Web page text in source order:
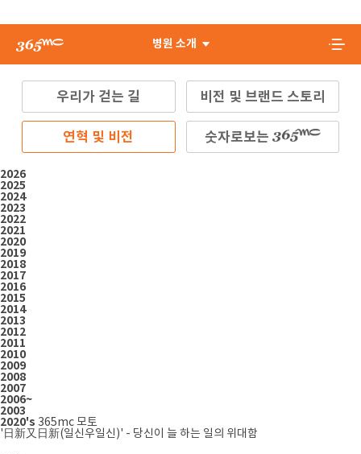
병원 소개
우리가 걷는 길 비전 및 브랜드 스토리
연혁 및 비전 숫자로보는
2026
2025
2024
2023
2022
2021
2020
2019
2018
2017
2016
2015
2014
2013
2012
2011
2010
2009
2008
2007
2006~
2003
2020's 365mc 모토
'日新又日新(일신우일신)' - 당신이 늘 하는 일의 위대함